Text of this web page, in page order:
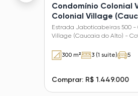
Condomínio Colonial
Colonial Village
Alto)
Estrada Jaboticabeiras 500 -
Village (Caucaia do Alto) -
300 m² 3 (1 suíte) 5
Comprar: R$ 1.449.000